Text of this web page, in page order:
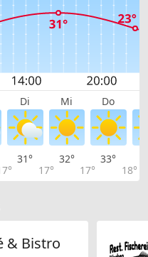
Di Mi Do
31°
17°
32°
17°
33°
18°
& Bistro